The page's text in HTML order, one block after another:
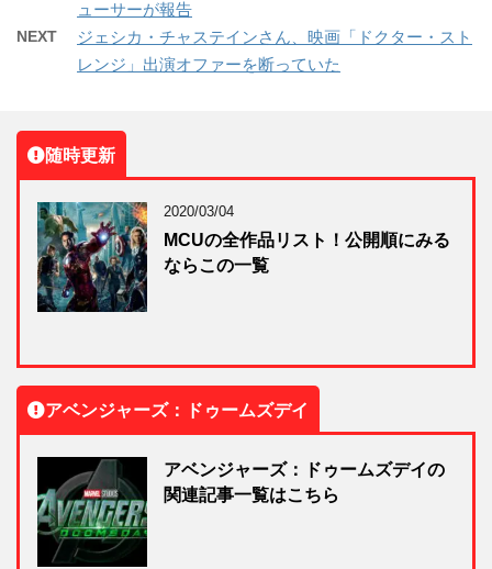
ューサーが報告
NEXT
ジェシカ・チャステインさん、映画「ドクター・スト
レンジ」出演オファーを断っていた
随時更新
2020/03/04
MCUの全作品リスト！公開順にみる
ならこの一覧
アベンジャーズ：ドゥームズデイ
アベンジャーズ：ドゥームズデイの
関連記事一覧はこちら